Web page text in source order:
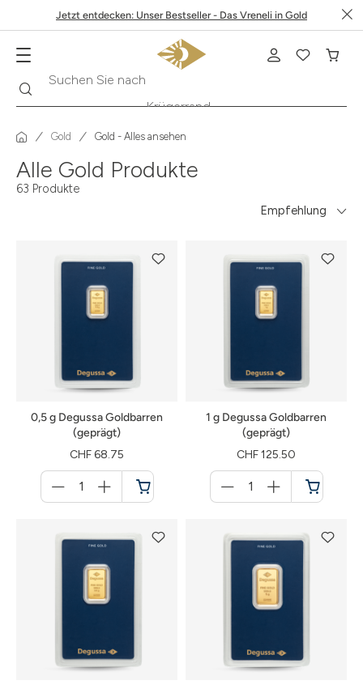
Jetzt entdecken: Unser Bestseller - Das Vreneli in Gold
Suchen Sie nach
Gold Gold - Alles ansehen
Alle Gold Produkte
63 Produkte
Empfehlung
0,5 g Degussa Goldbarren
(geprägt)
CHF 68.75
für
Warenkorb
1 g Degussa Goldbarren
(geprägt)
CHF 125.50
für
Warenkorb